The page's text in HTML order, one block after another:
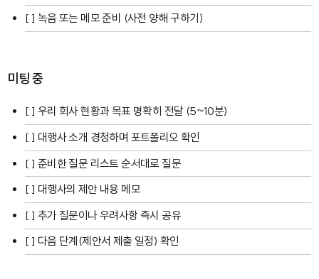
[ ] 녹음 또는 메모 준비 (사전 양해 구하기)
미팅 중
[ ] 우리 회사 현황과 목표 명확히 전달 (5~10분)
[ ] 대행사 소개 경청하며 포트폴리오 확인
[ ] 준비한 질문 리스트 순서대로 질문
[ ] 대행사의 제안 내용 메모
[ ] 추가 질문이나 우려사항 즉시 공유
[ ] 다음 단계(제안서 제출 일정) 확인